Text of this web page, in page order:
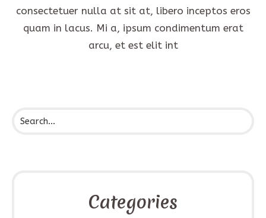
Categories
consectetuer nulla at sit at, libero inceptos eros
quam in lacus. Mi a, ipsum condimentum erat
arcu, et est elit int